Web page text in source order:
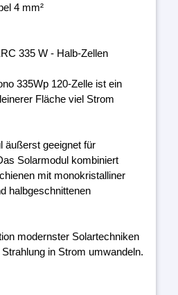
4 mm²
335 W - Halb-Zellen
335Wp 120-Zelle ist ein
Fläche viel Strom
äußerst geeignet für
Solarmodul kombiniert
mit monokristalliner
halbgeschnittenen
modernster Solartechniken
in Strom umwandeln.